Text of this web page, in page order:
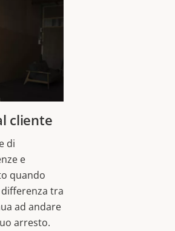
cliente
di
e
quando
tra
ad andare
arresto.